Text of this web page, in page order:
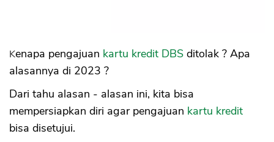
17. Pernah Ditolak Sebelumnya Dibawah 3
Bulan
Kenapa pengajuan kartu kredit DBS ditolak ? Apa
alasannya di 2023 ?
Dari tahu alasan - alasan ini, kita bisa
mempersiapkan diri agar pengajuan kartu kredit
bisa disetujui.